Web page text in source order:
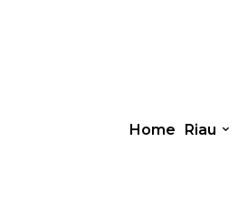
Home Riau